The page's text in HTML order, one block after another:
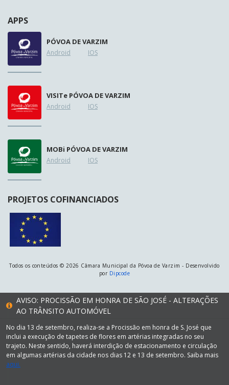
APPS
PÓVOA DE VARZIM
Android IOS
VISITe PÓVOA DE VARZIM
Android IOS
MOBi PÓVOA DE VARZIM
Android IOS
PROJETOS COFINANCIADOS
Todos os conteúdos © 2026 Câmara Municipal da Póvoa de Varzim - Desenvolvido
por Dipcode
AVISO: PROCISSÃO EM HONRA DE SÃO JOSÉ - ALTERAÇÕES
AO TRÂNSITO AUTOMÓVEL
No dia 13 de setembro, realiza-se a Procissão em honra de S. José que
inclui a execução de tapetes de flores em artérias integradas no seu
trajeto. Neste sentido, haverá interdição de estacionamento e circulação
em algumas artérias da cidade nos dias 12 e 13 de setembro. Saiba mais
aqui.